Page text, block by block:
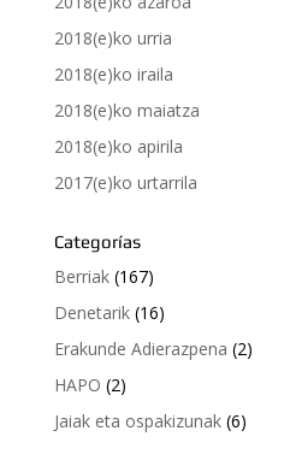
2018(e)ko urria
2018(e)ko iraila
2018(e)ko maiatza
2018(e)ko apirila
2017(e)ko urtarrila
Categorías
Berriak(167)
Denetarik(16)
Erakunde Adierazpena (2)
HAPO (2)
Jaiak eta ospakizunak(6)